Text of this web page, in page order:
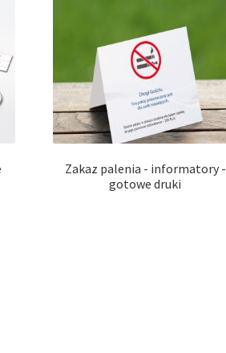
Zakaz palenia - informatory -
gotowe druki